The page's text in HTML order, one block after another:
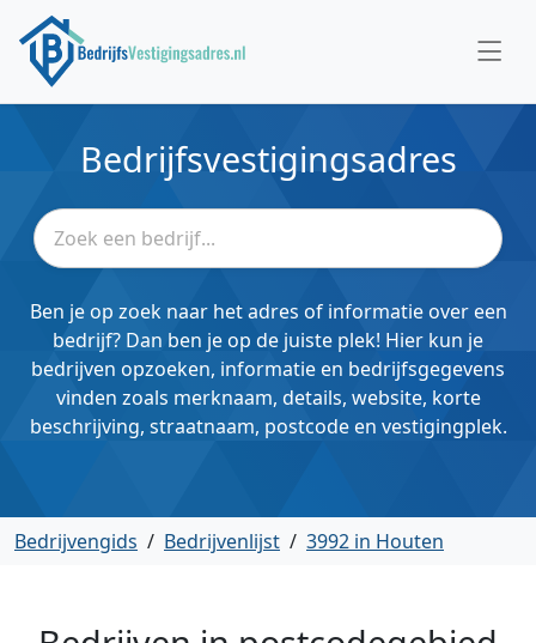
Bedrijfsvestigingsadres
Ben je op zoek naar het adres of informatie over een
bedrijf? Dan ben je op de juiste plek! Hier kun je
bedrijven opzoeken, informatie en bedrijfsgegevens
vinden zoals merknaam, details, website, korte
beschrijving, straatnaam, postcode en vestigingplek.
Bedrijvengids / Bedrijvenlijst / 3992 in Houten